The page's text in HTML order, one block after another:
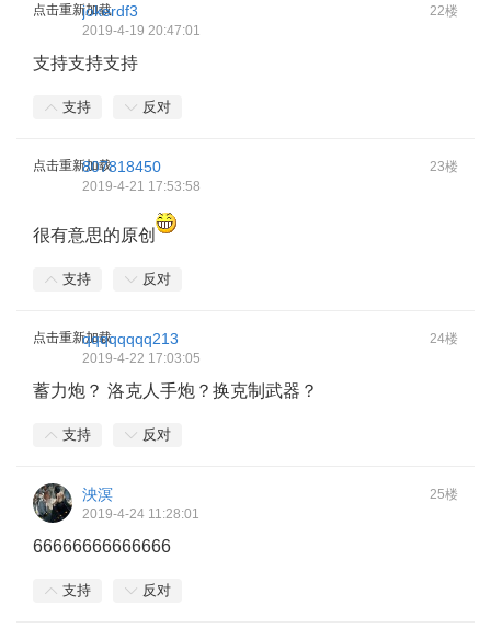
点击重新加载 22楼
jokerdf3
2019-4-19 20:47:01
支持支持支持
支持 反对
点击重新加载 23楼
807818450
2019-4-21 17:53:58
很有意思的原创
支持 反对
点击重新加载 24楼
qqqqqqqq213
2019-4-22 17:03:05
蓄力炮？ 洛克人手炮？换克制武器？
支持 反对
25楼
泱溟
2019-4-24 11:28:01
66666666666666
支持 反对